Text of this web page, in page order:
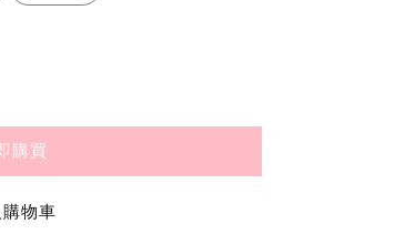
購買
物車